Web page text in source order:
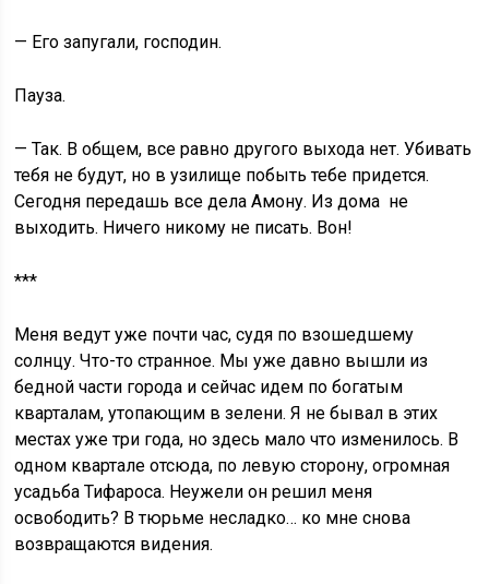
— Его запугали, господин.
Пауза.
— Так. В общем, все равно другого выхода нет. Убивать
тебя не будут, но в узилище побыть тебе придется.
Сегодня передашь все дела Амону. Из дома не
выходить. Ничего никому не писать. Вон!
***
Меня ведут уже почти час, судя по взошедшему
солнцу. Что-то странное. Мы уже давно вышли из
бедной части города и сейчас идем по богатым
кварталам, утопающим в зелени. Я не бывал в этих
местах уже три года, но здесь мало что изменилось. В
одном квартале отсюда, по левую сторону, огромная
усадьба Тифароса. Неужели он решил меня
освободить? В тюрьме несладко… ко мне снова
возвращаются видения.